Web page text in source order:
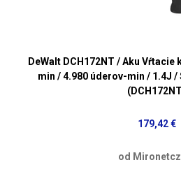
DeWalt DCH172NT / Aku Vŕtacie
min / 4.980 úderov-min / 1.4J /
179,42 €
od